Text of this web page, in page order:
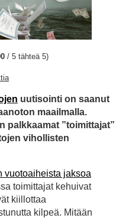
/ 5 tähteä 5)
uutisointi on saanut
maailmalla.
palkkaamat ”toimittajat”
vihollisten
vuotoaiheista jaksoa
toimittajat kehuivat
kiillottaa
kilpeä. Mitään